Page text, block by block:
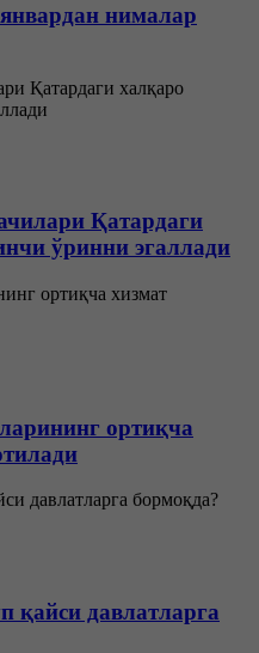
нималар
Қатардаги
ўринни эгаллади
ортиқча
қайси давлатларга